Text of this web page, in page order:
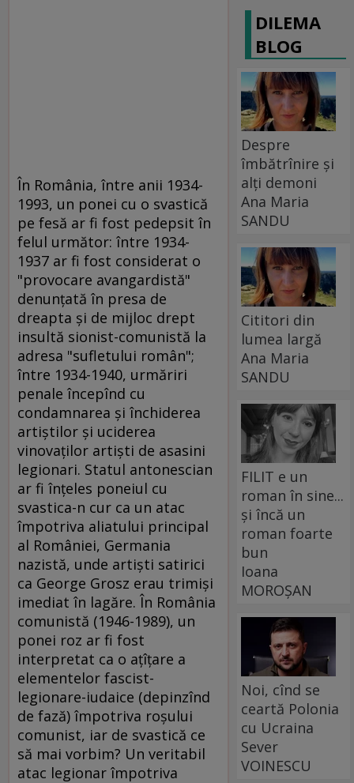
În România, între anii 1934-
1993, un ponei cu o svastică
pe fesă ar fi fost pedepsit în
felul următor: între 1934-
1937 ar fi fost considerat o
"provocare avangardistă"
denunţată în presa de
dreapta şi de mijloc drept
insultă sionist-comunistă la
adresa "sufletului român";
între 1934-1940, urmăriri
penale începînd cu
condamnarea şi închiderea
artiştilor şi uciderea
vinovaţilor artişti de asasini
legionari. Statul antonescian
ar fi înţeles poneiul cu
svastica-n cur ca un atac
împotriva aliatului principal
al României, Germania
nazistă, unde artişti satirici
ca George Grosz erau trimişi
imediat în lagăre. În România
comunistă (1946-1989), un
ponei roz ar fi fost
interpretat ca o aţîţare a
elementelor fascist-
legionare-iudaice (depinzînd
de fază) împotriva roşului
comunist, iar de svastică ce
să mai vorbim? Un veritabil
atac legionar împotriva
DILEMA
BLOG
Despre
îmbătrînire și
alți demoni
Ana Maria
SANDU
Cititori din
lumea largă
Ana Maria
SANDU
FILIT e un
roman în sine...
și încă un
roman foarte
bun
Ioana
MOROȘAN
Noi, cînd se
ceartă Polonia
cu Ucraina
Sever
VOINESCU